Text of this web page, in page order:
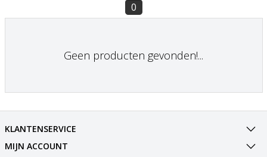
0
Geen producten gevonden!...
KLANTENSERVICE
MIJN ACCOUNT